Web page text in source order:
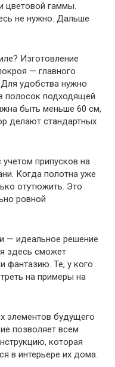
цветовой гаммы.
не нужно. Дальше
Изготовление
— главного
удобства нужно
полосок подходящей
быть меньше 60 см,
делают стандартных
припусков на
Когда полотна уже
отутюжить. Это
ровной
— идеальное решение
здесь сможет
фантазию. Те, у кого
на примеры на
элементов будущего
позволяет всем
которая
в интерьере их дома.